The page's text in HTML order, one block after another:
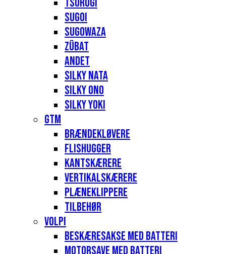
Sugoi
Sugowaza
Zübat
Andet
Silky Nata
Silky Ono
Silky Yoki
GTM
Brændekløvere
Flishugger
Kantskærere
Vertikalskærere
Plæneklippere
Tilbehør
Volpi
Beskæresakse med batteri
Motorsave med batteri